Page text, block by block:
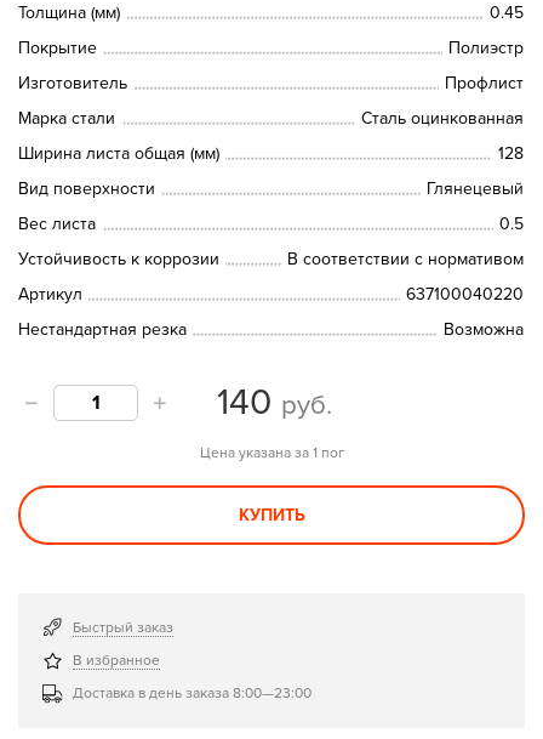
Толщина (мм)
0.45
Покрытие
Полиэстр
Изготовитель
Профлист
Марка стали
Сталь оцинкованная
Ширина листа общая (мм)
128
Вид поверхности
Глянецевый
Вес листа
0.5
Устойчивость к коррозии
В соответствии с нормативом
Артикул
637100040220
Нестандартная резка
Возможна
140 руб.
Цена указана за 1 пог
КУПИТЬ
Быстрый заказ
В избранное
Доставка в день заказа 8:00—23:00